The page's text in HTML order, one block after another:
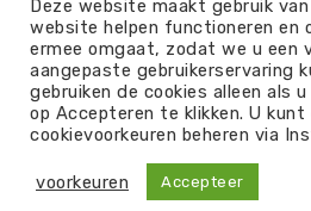
© 2026
REVIEW
Deze website maakt gebruik
website helpen functioneren en
ermee omgaat, zodat we u een
aangepaste gebruikerservaring
gebruiken de cookies alleen als
op Accepteren te klikken. U kunt
cookievoorkeuren beheren via
voorkeuren Accepteer